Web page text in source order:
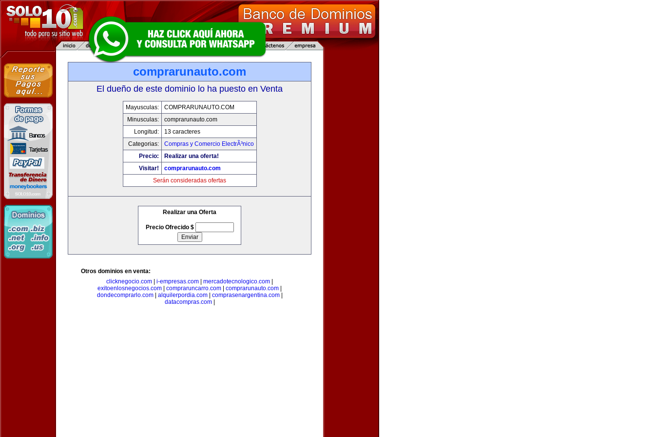
comprarunauto.com
El dueño de este dominio lo ha puesto en Venta
Mayusculas:
COMPRARUNAUTO.COM
Minusculas:
comprarunauto.com
Longitud:
13 caracteres
Categorias:
Compras y Comercio ElectrÃ³nico
Precio:
Realizar una oferta!
Visitar!
comprarunauto.com
Serán consideradas ofertas
Realizar una Oferta
Precio Ofrecido $
Otros dominios en venta:
clicknegocio.com
i-empresas.com mercadotecnologico.com
exitoenlosnegocios.com
compraruncarro.com comprarunauto.com
dondecomprarlo.com| alquilerpordia.com| comprasenargentina.com|
datacompras.com|